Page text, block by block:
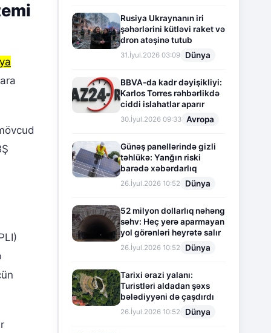
Rusiya Ukraynanın iri
şəhərlərini kütləvi raket və
dron atəşinə tutub
31.İyul.2026 03:09 Dünya
BBVA-da kadr dəyişikliyi:
Karlos Torres rəhbərlikdə
ciddi islahatlar aparır
30.İyul.2026 09:33 Avropa
Günəş panellərində gizli
təhlükə: Yanğın riski
barədə xəbərdarlıq
26.İyul.2026 10:52 Dünya
52 milyon dollarlıq nəhəng
səhv: Heç yerə aparmayan
yol görənləri heyrətə salır
26.İyul.2026 10:52 Dünya
Tarixi ərazi yalanı:
Turistləri aldadan şəxs
bələdiyyəni də çaşdırdı
26.İyul.2026 10:52 Dünya